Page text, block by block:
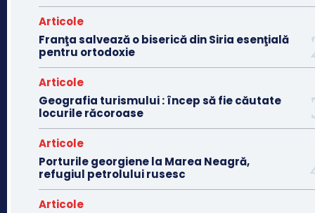
Articole
Franţa salvează o biserică din Siria esenţială
pentru ortodoxie
Articole
Geografia turismului : încep să fie căutate
locurile răcoroase
Articole
Porturile georgiene la Marea Neagră,
refugiul petrolului rusesc
Articole